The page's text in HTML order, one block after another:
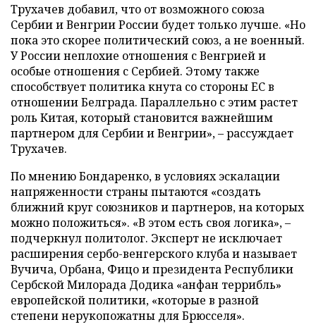
Трухачев добавил, что от возможного союза
Сербии и Венгрии России будет только лучше. «Но
пока это скорее политический союз, а не военный.
У России неплохие отношения с Венгрией и
особые отношения с Сербией. Этому также
способствует политика кнута со стороны ЕС в
отношении Белграда. Параллельно с этим растет
роль Китая, который становится важнейшим
партнером для Сербии и Венгрии», – рассуждает
Трухачев.
По мнению Бондаренко, в условиях эскалации
напряженности страны пытаются «создать
ближний круг союзников и партнеров, на которых
можно положиться». «В этом есть своя логика», –
подчеркнул политолог. Эксперт не исключает
расширения сербо-венгерского клуба и называет
Вучича, Орбана, Фицо и президента Республики
Сербской Милорада Додика «анфан террибль»
европейской политики, «которые в разной
степени нерукопожатны для Брюсселя».